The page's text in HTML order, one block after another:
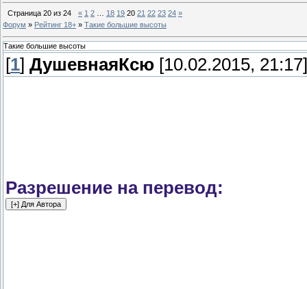
Страница 20 из 24 « 1 2 18 19 20 21 22 23 24 »
Форум » Рейтинг 18+ » Такие большие высоты
Такие большие высоты
[1] ДушевнаяКсю [10.02.2015, 21:17]
Разрешение на перевод: